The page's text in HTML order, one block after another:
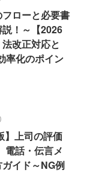
ローと必要書
！～【2026
改正対応と
率化のポイン
】上司の評価
電話・伝言メ
イド～NG例